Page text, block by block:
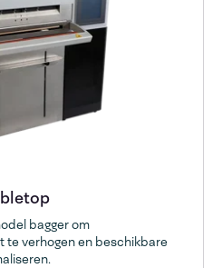
bagger om
verhogen en beschikbare